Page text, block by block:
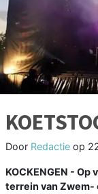
Door Redactie op
KOCKENGEN -
terrein van Zwem-